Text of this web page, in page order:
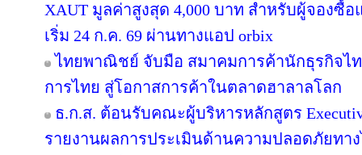
XAUT มูลค่าสูงสุด 4,000 บาท สำหรับผู้จองซื้
เริ่ม 24 ก.ค. 69 ผ่านทางแอป orbix
ไทยพาณิชย์ จับมือ สมาคมการค้านักธุรกิจไ
การไทย สู่โอกาสการค้าในตลาดฮาลาลโลก
ธ.ก.ส. ต้อนรับคณะผู้บริหารหลักสูตร
รายงานผลการประเมินด้านความปลอดภัยท